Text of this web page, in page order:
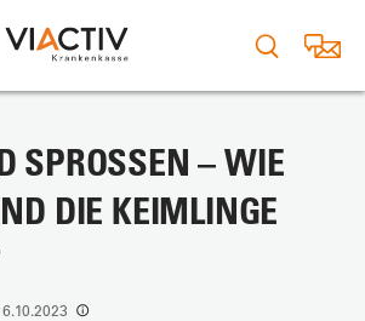
SPROSSEN – WIE
DIE KEIMLINGE